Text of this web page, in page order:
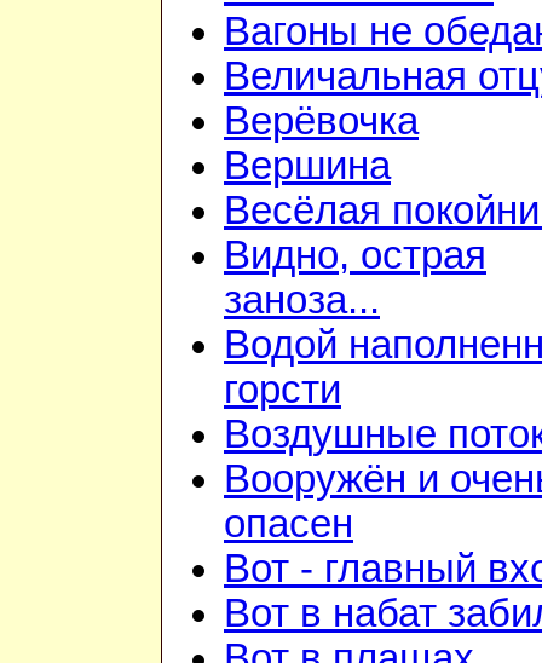
Вагоны не
Величальная
Верёвочка
Вершина
Весёлая
Видно, острая
заноза...
Водой
горсти
Воздушные
Вооружён и
опасен
Вот - главный
Вот в набат